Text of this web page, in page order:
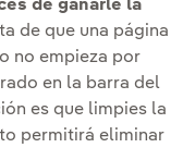
de ganarle la
de que una página
no empieza por
en la barra del
es que limpies la
permitirá eliminar